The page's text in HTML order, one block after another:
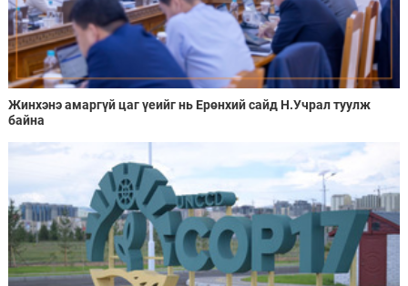
Жинхэнэ амаргүй цаг үеийг нь Ерөнхий сайд Н.Учрал туулж
байна